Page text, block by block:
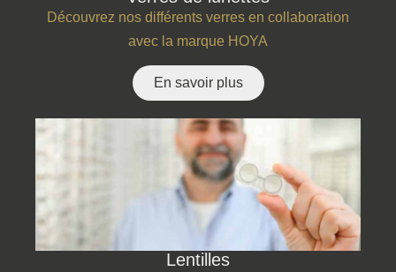
Découvrez nos différents verres en collaboration
avec la marque HOYA
En savoir plus
Lentilles